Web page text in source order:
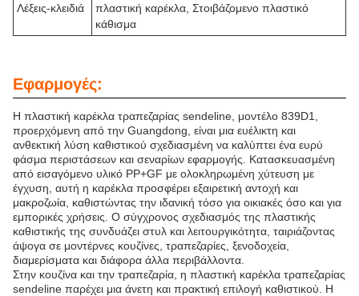
Λέξεις-κλειδιά
πλαστική καρέκλα, Στοιβάζομενο πλαστικό
κάθισμα
Εφαρμογές:
Η πλαστική καρέκλα τραπεζαρίας sendeline, μοντέλο 839D1,
προερχόμενη από την Guangdong, είναι μια ευέλικτη και
ανθεκτική λύση καθιστικού σχεδιασμένη να καλύπτει ένα ευρύ
φάσμα περιστάσεων και σεναρίων εφαρμογής. Κατασκευασμένη
από εισαγόμενο υλικό PP+GF με ολοκληρωμένη χύτευση με
έγχυση, αυτή η καρέκλα προσφέρει εξαιρετική αντοχή και
μακροζωία, καθιστώντας την ιδανική τόσο για οικιακές όσο και για
εμπορικές χρήσεις. Ο σύγχρονος σχεδιασμός της πλαστικής
καθιστικής της συνδυάζει στυλ και λειτουργικότητα, ταιριάζοντας
άψογα σε μοντέρνες κουζίνες, τραπεζαρίες, ξενοδοχεία,
διαμερίσματα και διάφορα άλλα περιβάλλοντα.
Στην κουζίνα και την τραπεζαρία, η πλαστική καρέκλα τραπεζαρίας
sendeline παρέχει μια άνετη και πρακτική επιλογή καθιστικού. Η